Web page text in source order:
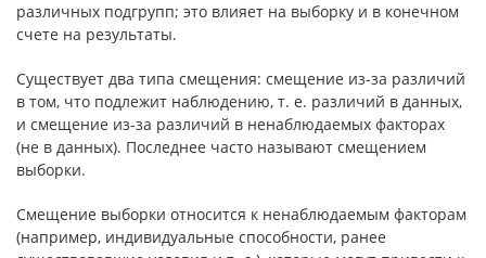
различных подгрупп; это влияет на выборку и в конечном
счете на результаты.
Существует два типа смещения: смещение из-за различий
в том, что подлежит наблюдению, т. е. различий в данных,
и смещение из-за различий в ненаблюдаемых факторах
(не в данных). Последнее часто называют сме­щением
выборки.
Смещение выборки относится к ненаблюдаемым факторам
(напри­мер, индивидуальные способности, ранее